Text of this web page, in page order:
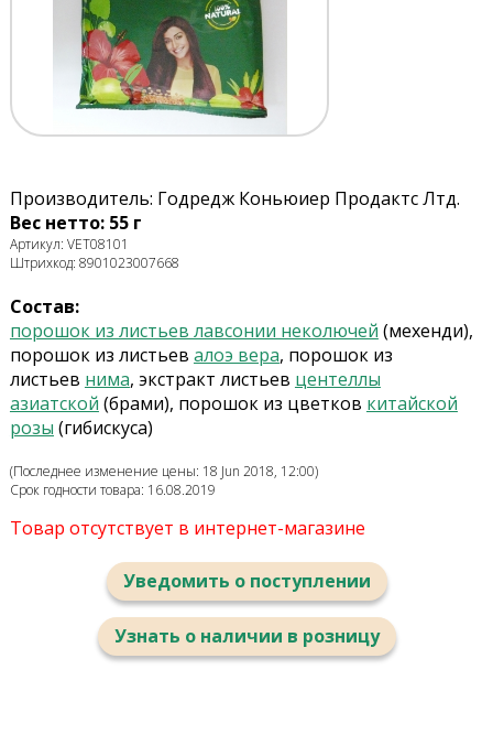
Производитель: Годредж Коньюиер Продактс Лтд.
Вес нетто: 55 г
Артикул: VET08101
Штрихкод: 8901023007668
Состав:
порошок из листьев лавсонии неколючей (мехенди),
порошок из листьев алоэ вера, порошок из
листьев нима, экстракт листьев центеллы
азиатской (брами), порошок из цветков китайской
розы (гибискуса)
(Последнее изменение цены: 18 Jun 2018, 12:00)
Срок годности товара: 16.08.2019
Товар отсутствует в интернет-магазине
Уведомить о поступлении
Узнать о наличии в розницу